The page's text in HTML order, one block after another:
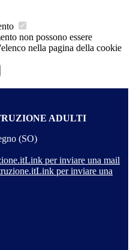
non possono essere
nella pagina della cookie
ADULTI
(SO)
Link per inviare una mail
Link per inviare una